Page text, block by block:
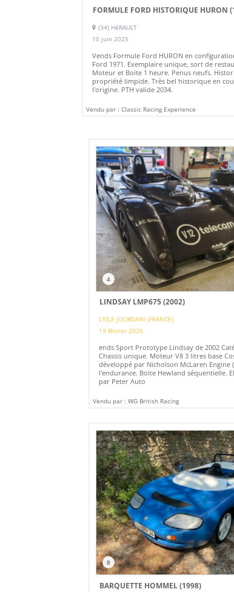
FORMULE FORD HISTORIQUE HURON
(34) HéRAULT
10 juin 2025
Vends Formule Ford HURON en
Ford 1971. Exemplaire unique, sort de
Moteur et Boite 1 heure. Penus neufs.
propriété limpide. Très bel historique en
l'origine. PTH valide 2034.
Vendu par : Classic Racing Experience
4
LINDSAY LMP675 (2002)
L'ISLE JOURDAIN (FRANCE)
19 février 2026
ends Sport Prototype Lindsay de 2002
Chassis unique. Moteur V8 3 litres base
développé par Nicholson McLaren Engine
l'endurance. Boite Hewland séquentielle.
par Peter Auto
Vendu par : WG British Racing
8
BARQUETTE HOMMEL (1998)